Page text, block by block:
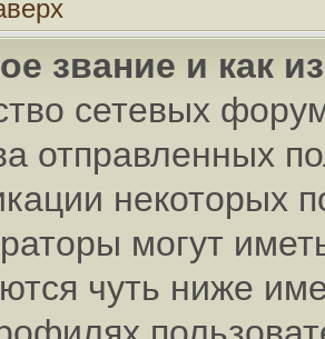
звание и как
сетевых
отправленных
некоторых
могут
чуть ниже